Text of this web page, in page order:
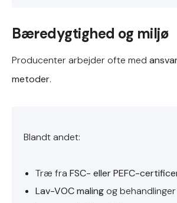
Bæredygtighed og miljø
Producenter arbejder ofte med
metoder.
Blandt andet:
Træ fra FSC- eller PEFC-
Lav-VOC malingog behandlinger